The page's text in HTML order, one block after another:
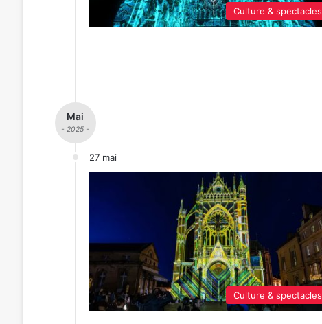
Culture & spectacles
Mai
- 2025 -
27 mai
Culture & spectacles